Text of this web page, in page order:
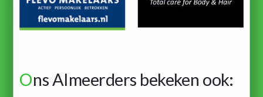
Ons Almeerders bekeken ook: